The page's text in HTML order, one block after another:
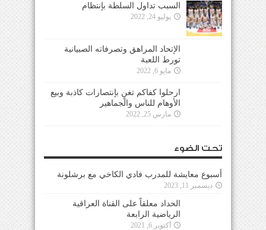
السبب تداول السلطة بإنتظام
يوليو 24, 2022
الإتحاد المراهق وتصرفاته الصبيانية
تورط اللعبة
مايو 6, 2022
ارحلوا كفاكم تغنٍ بإنتصارات كاذبة وبيع
الأوهام للناس والجماهير
مارس 25, 2022
تحت الضوء
أسبوع معايشة للمدرب فادي الكاخي مع برشلونة
ديسمبر 11, 2023
الحداد معلقاً على القناة العراقية
الرياضية الرابعة
أكتوبر 6, 2021